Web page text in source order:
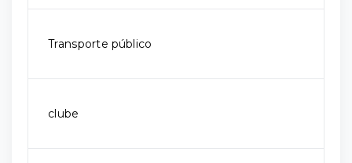
Transporte público
clube